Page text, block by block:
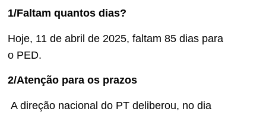
1/Faltam quantos dias?
Hoje, 11 de abril de 2025, faltam 85 dias para
o PED.
2/Atenção para os prazos
A direção nacional do PT deliberou, no dia